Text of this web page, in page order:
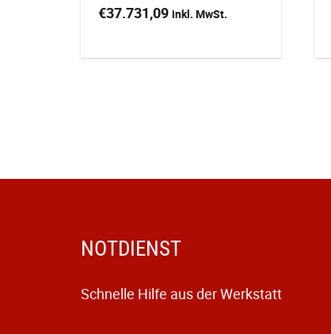
€37.731,09 inkl. MwSt.
NOTDIENST
Schnelle Hilfe aus der Werkstatt